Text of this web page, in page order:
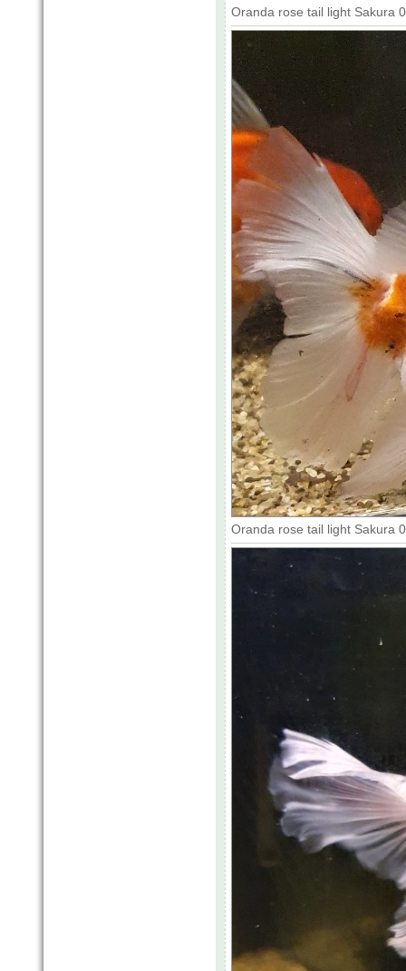
Oranda rose tail light Sakura
Oranda rose tail light Sakura